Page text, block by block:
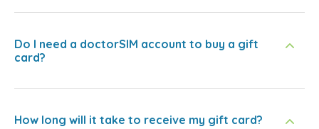
Do I need a doctorSIM account to buy a gift
card?
How long will it take to receive my gift card?